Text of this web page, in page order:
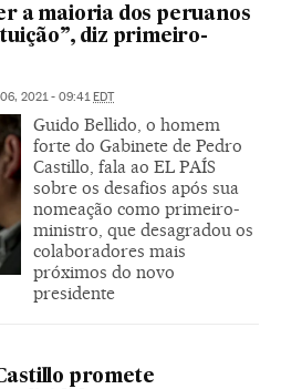
a maioria dos peruanos
diz primeiro-
06, 2021 - 09:41 EDT
Guido Bellido, o homem
forte do Gabinete de Pedro
Castillo, fala ao EL PAÍS
sobre os desafios após sua
nomeação como primeiro-
ministro, que desagradou os
colaboradores mais
próximos do novo
presidente
promete